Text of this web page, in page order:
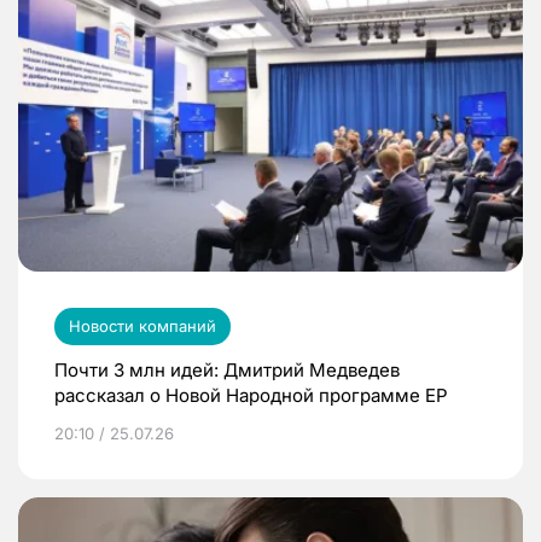
Новости компаний
Почти 3 млн идей: Дмитрий Медведев
рассказал о Новой Народной программе ЕР
20:10 / 25.07.26